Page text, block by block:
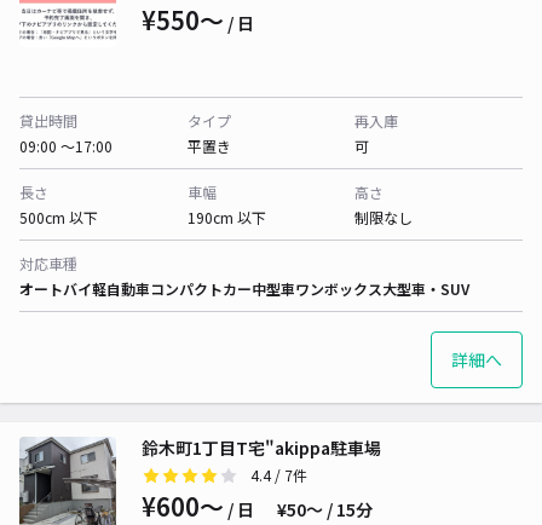
¥550〜 / 日
貸出時間
09:00 〜17:00
タイプ
平置き
再入庫
可
長さ
500cm 以下
車幅
190cm 以下
高さ
制限なし
対応車種
オートバイ軽自動車コンパクトカー中型車ワンボックス大型車・SUV
詳細へ
鈴木町1丁目T宅"akippa駐車場
4.4/ 7件
¥600〜 / 日 ¥50〜 / 15分